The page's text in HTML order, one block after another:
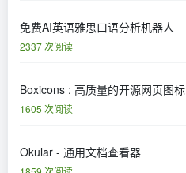
免费AI英语雅思口语分析机器人
2337 次阅读
Boxicons : 高质量的开源网页图标
1605 次阅读
Okular - 通用文档查看器